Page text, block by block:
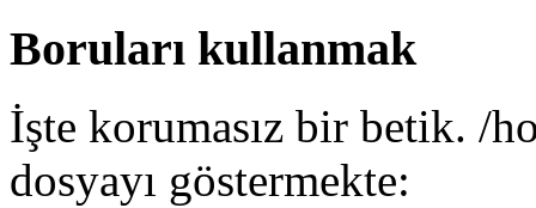
Boruları kullanmak
İşte korumasız bir betik. /
dosyayı göstermekte: